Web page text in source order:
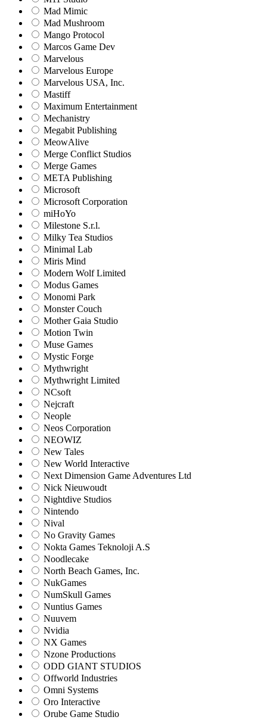
Mad Mimic
Mad Mushroom
Mango Protocol
Marcos Game Dev
Marvelous
Marvelous Europe
Marvelous USA, Inc.
Mastiff
Maximum Entertainment
Mechanistry
Megabit Publishing
MeowAlive
Merge Conflict Studios
Merge Games
META Publishing
Microsoft
Microsoft Corporation‬
miHoYo
Milestone S.r.l.
Milky Tea Studios
Minimal Lab
Miris Mind
Modern Wolf Limited
Modus Games
Monomi Park
Monster Couch
Mother Gaia Studio
Motion Twin
Muse Games
Mystic Forge
Mythwright
Mythwright Limited
NCsoft
Nejcraft
Neople
Neos Corporation
NEOWIZ
New Tales
New World Interactive
Next Dimension Game Adventures Ltd
Nick Nieuwoudt
Nightdive Studios
Nintendo
Nival
No Gravity Games
Nokta Games Teknoloji A.S
Noodlecake
North Beach Games, Inc.
NukGames
NumSkull Games
Nuntius Games
Nuuvem
Nvidia
NX Games
Nzone Productions
ODD GIANT STUDIOS
Offworld Industries
Omni Systems
Oro Interactive
Orube Game Studio